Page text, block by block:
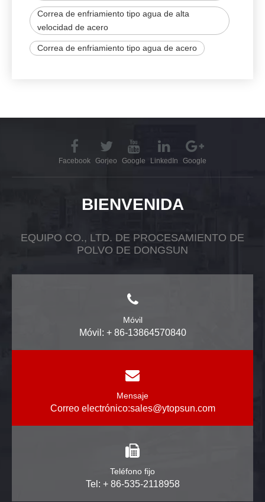
Correa de enfriamiento tipo agua de alta
velocidad de acero
Correa de enfriamiento tipo agua de acero
Facebook Gorjeo Google LinkedIn Google
BIENVENIDA
EQUIPO CO., LTD. DE PROCESAMIENTO DE
POLVO DE DONGSUN
Móvil
Móvil: + 86-13864570840
Mensaje
Correo electrónico:sales@ytopsun.com
Teléfono fijo
Tel: + 86-535-2118958